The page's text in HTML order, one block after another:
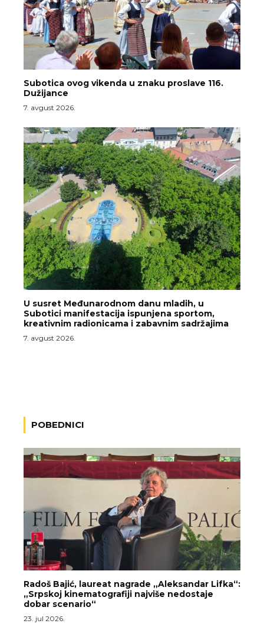
Subotica ovog vikenda u znaku proslave 116.
Dužijance
7. avgust 2026.
U susret Međunarodnom danu mladih, u
Subotici manifestacija ispunjena sportom,
kreativnim radionicama i zabavnim sadržajima
7. avgust 2026.
POBEDNICI
Radoš Bajić, laureat nagrade „Aleksandar Lifka“:
„Srpskoj kinematografiji najviše nedostaje
dobar scenario“
23. jul 2026.